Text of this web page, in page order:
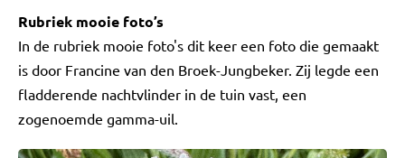
Rubriek mooie foto’s
In de rubriek mooie foto's dit keer een foto die gemaakt
is door Francine van den Broek-Jungbeker. Zij legde een
fladderende nachtvlinder in de tuin vast, een
zogenoemde gamma-uil.